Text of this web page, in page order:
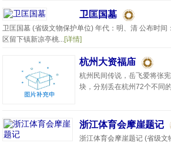
卫匡国墓
卫匡国墓 (省级文物保护单位) 年代：明、清 公布时
区留下镇新凉亭桃...[详情]
杭州大资福庙
杭州民间传说，岳飞爱将张
块，分别丢在杭州72个不同
浙江体育会摩崖题记
浙江体育会摩崖题记 (省级